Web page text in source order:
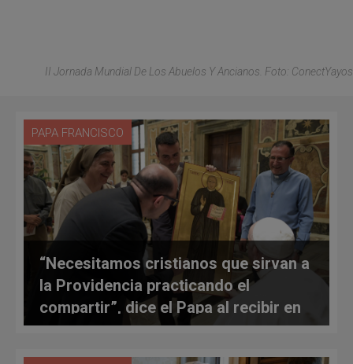
II Jornada Mundial De Los Abuelos Y Ancianos. Foto: ConectYayos
PAPA FRANCISCO
“Necesitamos cristianos que sirvan a
la Providencia practicando el
compartir”, dice el Papa al recibir en
audiencia a religiosos pobres siervos